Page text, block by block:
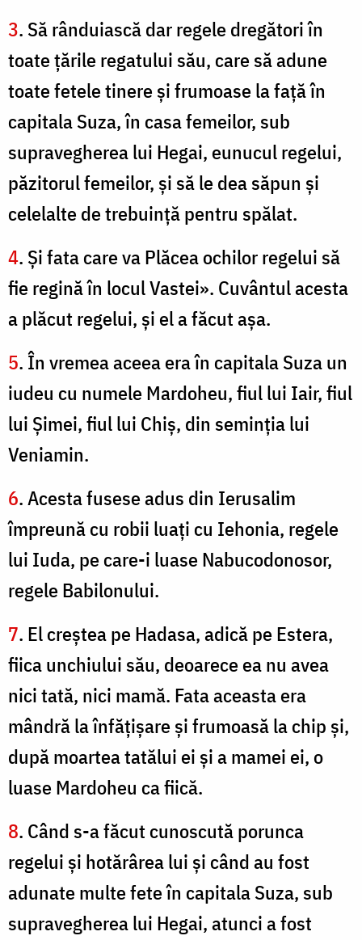
3. Să rânduiască dar regele dregători în
toate ţările regatului său, care să adune
toate fetele tinere şi frumoase la faţă în
capitala Suza, în casa femeilor, sub
supravegherea lui Hegai, eunucul regelui,
păzitorul femeilor, şi să le dea săpun şi
celelalte de trebuinţă pentru spălat.
4. Şi fata care va Plăcea ochilor regelui să
fie regină în locul Vastei». Cuvântul acesta
a plăcut regelui, şi el a făcut aşa.
5. În vremea aceea era în capitala Suza un
iudeu cu numele Mardoheu, fiul lui Iair, fiul
lui Şimei, fiul lui Chiş, din seminţia lui
Veniamin.
6. Acesta fusese adus din Ierusalim
împreună cu robii luaţi cu Iehonia, regele
lui Iuda, pe care-i luase Nabucodonosor,
regele Babilonului.
7. El creştea pe Hadasa, adică pe Estera,
fiica unchiului său, deoarece ea nu avea
nici tată, nici mamă. Fata aceasta era
mândră la înfăţişare şi frumoasă la chip şi,
după moartea tatălui ei şi a mamei ei, o
luase Mardoheu ca fiică.
8. Când s-a făcut cunoscută porunca
regelui şi hotărârea lui şi când au fost
adunate multe fete în capitala Suza, sub
supravegherea lui Hegai, atunci a fost